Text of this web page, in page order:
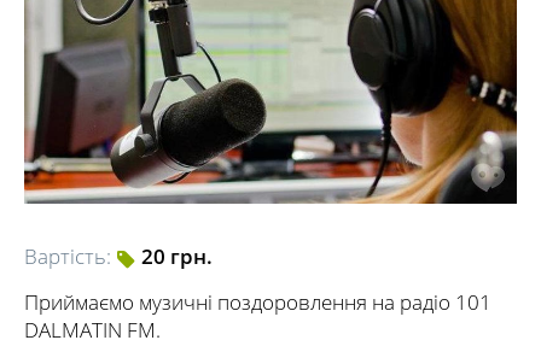
Вартість:
20 грн.
Приймаємо музичні поздоровлення на радіо 101
DALMATIN FM.